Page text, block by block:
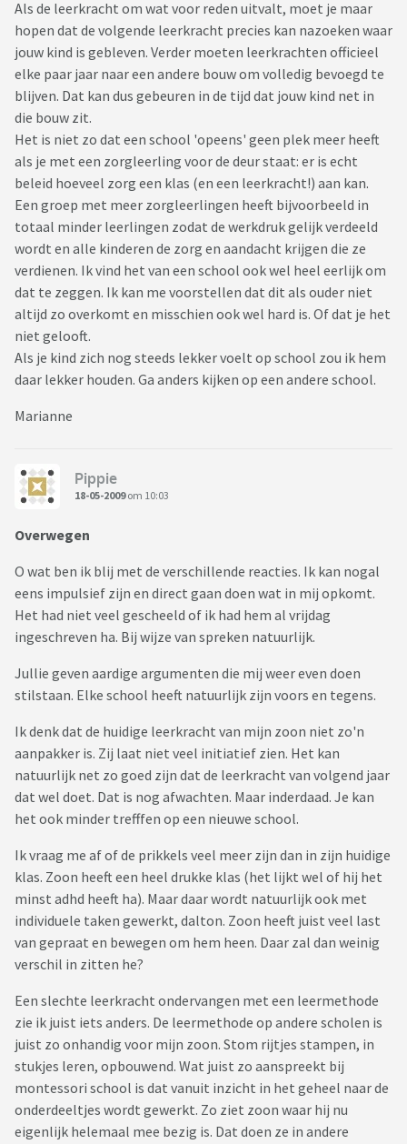
Als de leerkracht om wat voor reden uitvalt, moet je maar
hopen dat de volgende leerkracht precies kan nazoeken waar
jouw kind is gebleven. Verder moeten leerkrachten officieel
elke paar jaar naar een andere bouw om volledig bevoegd te
blijven. Dat kan dus gebeuren in de tijd dat jouw kind net in
die bouw zit.
Het is niet zo dat een school 'opeens' geen plek meer heeft
als je met een zorgleerling voor de deur staat: er is echt
beleid hoeveel zorg een klas (en een leerkracht!) aan kan.
Een groep met meer zorgleerlingen heeft bijvoorbeeld in
totaal minder leerlingen zodat de werkdruk gelijk verdeeld
wordt en alle kinderen de zorg en aandacht krijgen die ze
verdienen. Ik vind het van een school ook wel heel eerlijk om
dat te zeggen. Ik kan me voorstellen dat dit als ouder niet
altijd zo overkomt en misschien ook wel hard is. Of dat je het
niet gelooft.
Als je kind zich nog steeds lekker voelt op school zou ik hem
daar lekker houden. Ga anders kijken op een andere school.
Marianne
Pippie
18-05-2009om 10:03
Overwegen
O wat ben ik blij met de verschillende reacties. Ik kan nogal
eens impulsief zijn en direct gaan doen wat in mij opkomt.
Het had niet veel gescheeld of ik had hem al vrijdag
ingeschreven ha. Bij wijze van spreken natuurlijk.
Jullie geven aardige argumenten die mij weer even doen
stilstaan. Elke school heeft natuurlijk zijn voors en tegens.
Ik denk dat de huidige leerkracht van mijn zoon niet zo'n
aanpakker is. Zij laat niet veel initiatief zien. Het kan
natuurlijk net zo goed zijn dat de leerkracht van volgend jaar
dat wel doet. Dat is nog afwachten. Maar inderdaad. Je kan
het ook minder trefffen op een nieuwe school.
Ik vraag me af of de prikkels veel meer zijn dan in zijn huidige
klas. Zoon heeft een heel drukke klas (het lijkt wel of hij het
minst adhd heeft ha). Maar daar wordt natuurlijk ook met
individuele taken gewerkt, dalton. Zoon heeft juist veel last
van gepraat en bewegen om hem heen. Daar zal dan weinig
verschil in zitten he?
Een slechte leerkracht ondervangen met een leermethode
zie ik juist iets anders. De leermethode op andere scholen is
juist zo onhandig voor mijn zoon. Stom rijtjes stampen, in
stukjes leren, opbouwend. Wat juist zo aanspreekt bij
montessori school is dat vanuit inzicht in het geheel naar de
onderdeeltjes wordt gewerkt. Zo ziet zoon waar hij nu
eigenlijk helemaal mee bezig is. Dat doen ze in andere